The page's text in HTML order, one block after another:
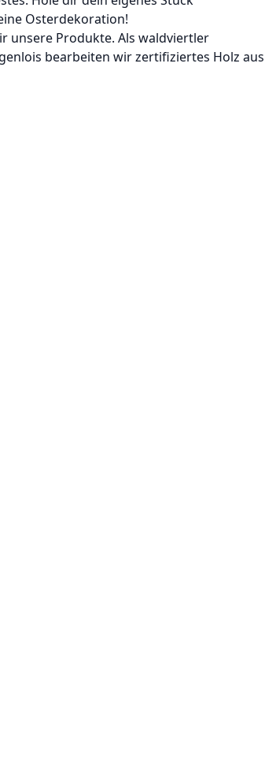
Osterdekoration!
unsere Produkte. Als waldviertler
bearbeiten wir zertifiziertes Holz aus